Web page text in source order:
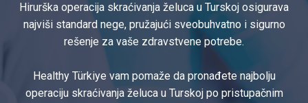
Hirurška operacija skraćivanja želuca u Turskoj osigurava
najviši standard nege, pružajući sveobuhvatno i sigurno
rešenje za vaše zdravstvene potrebe.
Healthy Türkiye vam pomaže da pronađete najbolju
operaciju skraćivanja želuca u Turskoj po pristupačnim